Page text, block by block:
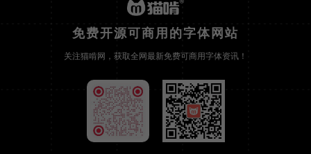
免费开源可商用的字体网站
关注猫啃网，获取全网最新免费可商用字体资讯！